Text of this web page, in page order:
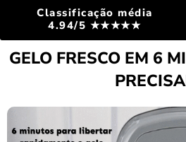
Classificação média
4.94/5 ★★★★★
GELO FRESCO EM 6